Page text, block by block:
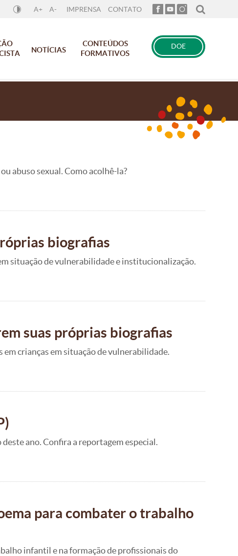
A+ A- IMPRENSA CONTATO
DOE
NOTÍCIAS
CONTEÚDOS
FORMATIVOS
abuso sexual. Como acolhê-la?
biografias
situação de vulnerabilidade e institucionalização.
suas próprias biografias
crianças em situação de vulnerabilidade.
ano. Confira a reportagem especial.
para combater o trabalho
infantil e na formação de profissionais do